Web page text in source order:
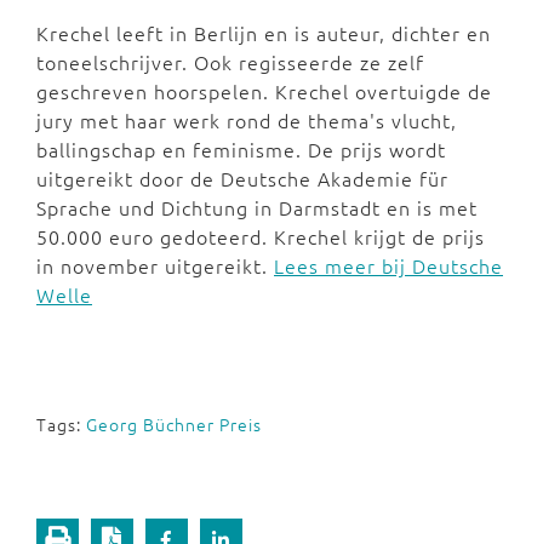
Krechel leeft in Berlijn en is auteur, dichter en
toneelschrijver. Ook regisseerde ze zelf
geschreven hoorspelen. Krechel overtuigde de
jury met haar werk rond de thema's vlucht,
ballingschap en feminisme. De prijs wordt
uitgereikt door de Deutsche Akademie für
Sprache und Dichtung in Darmstadt en is met
50.000 euro gedoteerd. Krechel krijgt de prijs
in november uitgereikt. Lees meer bij Deutsche
Welle
Tags: Georg Büchner Preis